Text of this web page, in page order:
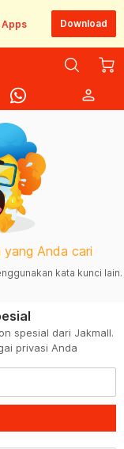
Apps Download
person
yang Anda cari
kata kunci lain.
spesial dari Jakmall.
privasi Anda